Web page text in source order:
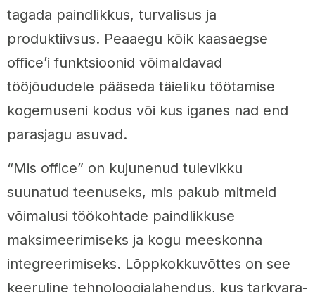
tagada paindlikkus, turvalisus ja
produktiivsus. Peaaegu kõik kaasaegse
office’i funktsioonid võimaldavad
tööjõududele pääseda täieliku töötamise
kogemuseni kodus või kus iganes nad end
parasjagu asuvad.
“Mis office” on kujunenud tulevikku
suunatud teenuseks, mis pakub mitmeid
võimalusi töökohtade paindlikkuse
maksimeerimiseks ja kogu meeskonna
integreerimiseks. Lõppkokkuvõttes on see
keeruline tehnoloogialahendus, kus tarkvara-